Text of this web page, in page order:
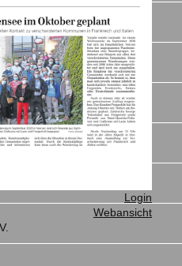
Login
Webansicht